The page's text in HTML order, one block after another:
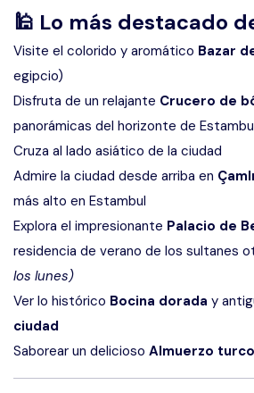
🕌 Lo más destacado
Visite el colorido y aromático Bazar
egipcio)
Disfruta de un relajante Crucero de
panorámicas del horizonte de
Cruza al lado asiático de la ciudad
Admire la ciudad desde arriba en
más alto en Estambul
Explora el impresionante Palacio de
residencia de verano de los sultanes
los lunes)
Ver lo histórico Bocina dorada y
ciudad
Saborear un delicioso Almuerzo turco